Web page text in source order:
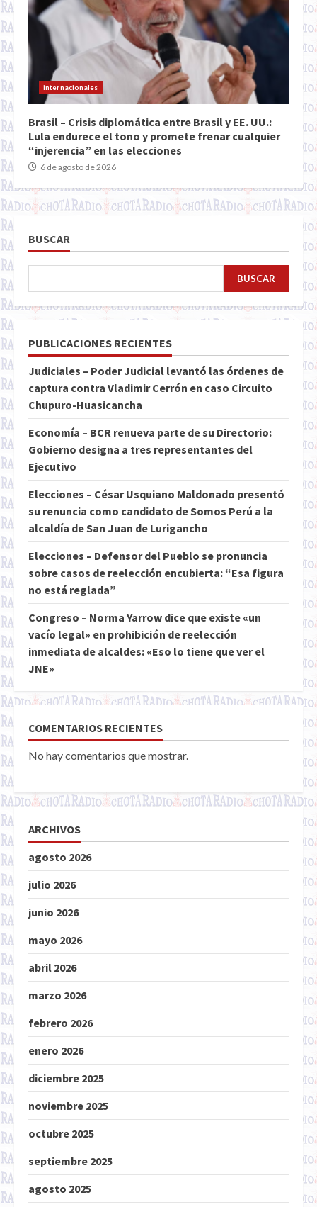
internacionales
Brasil – Crisis diplomática entre Brasil y EE. UU.:
Lula endurece el tono y promete frenar cualquier
“injerencia” en las elecciones
6 de agosto de 2026
BUSCAR
BUSCAR
PUBLICACIONES RECIENTES
Judiciales – Poder Judicial levantó las órdenes de
captura contra Vladimir Cerrón en caso Circuito
Chupuro-Huasicancha
Economía – BCR renueva parte de su Directorio:
Gobierno designa a tres representantes del
Ejecutivo
Elecciones – César Usquiano Maldonado presentó
su renuncia como candidato de Somos Perú a la
alcaldía de San Juan de Lurigancho
Elecciones – Defensor del Pueblo se pronuncia
sobre casos de reelección encubierta: “Esa figura
no está reglada”
Congreso – Norma Yarrow dice que existe «un
vacío legal» en prohibición de reelección
inmediata de alcaldes: «Eso lo tiene que ver el
JNE»
COMENTARIOS RECIENTES
No hay comentarios que mostrar.
ARCHIVOS
agosto 2026
julio 2026
junio 2026
mayo 2026
abril 2026
marzo 2026
febrero 2026
enero 2026
diciembre 2025
noviembre 2025
octubre 2025
septiembre 2025
agosto 2025